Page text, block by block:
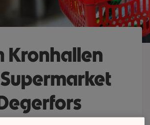
Kronhallen